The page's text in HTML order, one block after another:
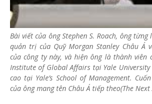
Bài viết của ông Stephen S. Roach, ông
quản trị của Quỹ Morgan Stanley Châu Á
của công ty này, và hiện ông là thành viên
Institute of Global Affairs tại Yale University
cao tại Yale’s School of Management.
của ông mang tên Châu Á tiếp theo(The Next